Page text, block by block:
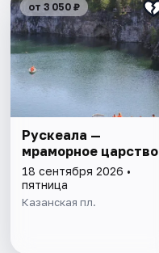
от 3 050 ₽
Рускеала —
мраморное царство
18 сентября 2026 •
пятница
Казанская пл.